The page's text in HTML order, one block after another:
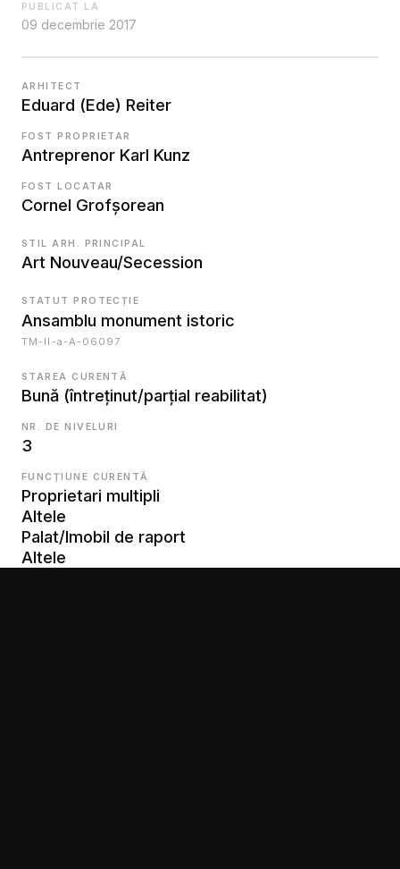
PUBLICAT LA
09 decembrie 2017
ARHITECT
Eduard (Ede) Reiter
FOST PROPRIETAR
Antreprenor Karl Kunz
FOST LOCATAR
Cornel Grofşorean
STIL ARH. PRINCIPAL
Art Nouveau/Secession
STATUT PROTECȚIE
Ansamblu monument istoric
TM-II-a-A-06097
STAREA CURENTĂ
Bună (întreținut/parțial reabilitat)
NR. DE NIVELURI
3
FUNCȚIUNE CURENTĂ
Proprietari multipli
Altele
Palat/Imobil de raport
Altele